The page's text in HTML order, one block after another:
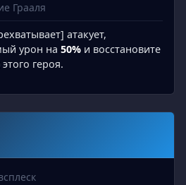
Грааля
атакует,
урон на 50% и восстановите
героя.